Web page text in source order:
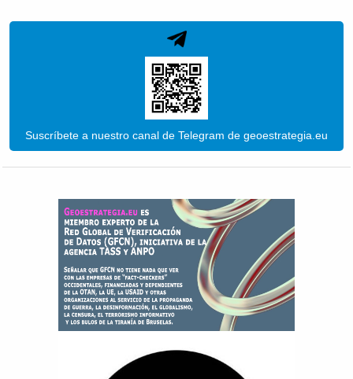
Suscríbete a nuestro canal de Telegram de geoestrategia.eu